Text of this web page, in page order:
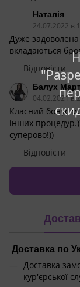
Наталія
24.07.2022 в
Дуже
вкладаються
Відповісти
Балух
04.02.2021 в
Класний бонус
інших
суперово!))
Відповісти
Доставка по
Доставка
кур'єрської